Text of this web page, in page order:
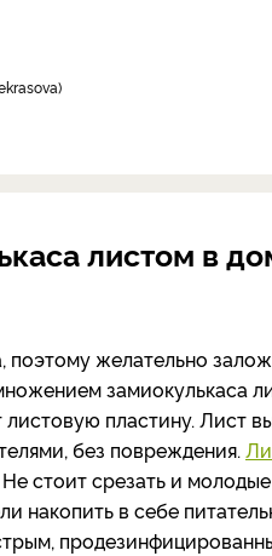
листом в
желательно
замиокулькаса
листовую пластину. Лист
без повреждения.
стоит срезать и
накопить в себе